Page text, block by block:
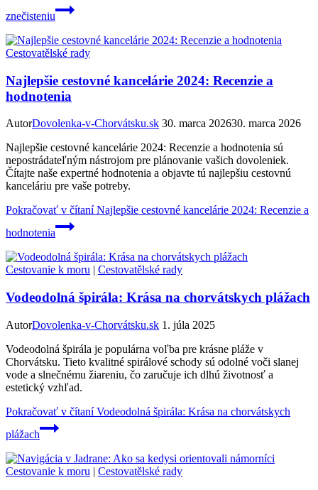
znečisteniu
Cestovatělské rady
Najlepšie cestovné kancelárie 2024: Recenzie a
hodnotenia
AutorDovolenka-v-Chorvátsku.sk 30. marca 202630. marca 2026
Najlepšie cestovné kancelárie 2024: Recenzie a hodnotenia sú
nepostrádateľným nástrojom pre plánovanie vašich dovoleniek.
Čítajte naše expertné hodnotenia a objavte tú najlepšiu cestovnú
kanceláriu pre vaše potreby.
Pokračovať v čítaníNajlepšie cestovné kancelárie 2024: Recenzie a
hodnotenia
Cestovanie k moru | Cestovatělské rady
Vodeodolná špirála: Krása na chorvátskych plážach
AutorDovolenka-v-Chorvátsku.sk 1. júla 2025
Vodeodolná špirála je populárna voľba pre krásne pláže v
Chorvátsku. Tieto kvalitné spirálové schody sú odolné voči slanej
vode a slnečnému žiareniu, čo zaručuje ich dlhú životnosť a
estetický vzhľad.
Pokračovať v čítaníVodeodolná špirála: Krása na chorvátskych
plážach
Cestovanie k moru | Cestovatělské rady